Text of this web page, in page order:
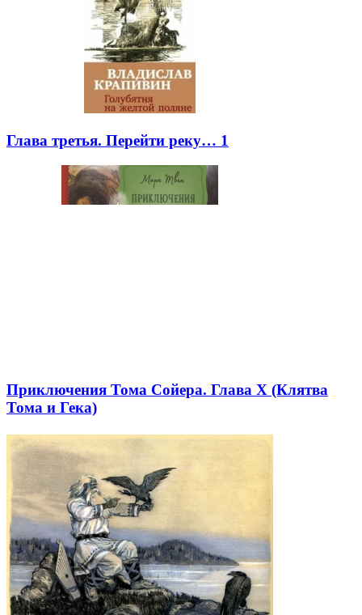
Глава третья. Перейти реку… 1
Приключения Тома Сойера. Глава X (Клятва
Тома и Гека)